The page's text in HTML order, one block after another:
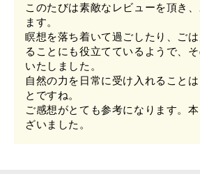
このたびは素敵なレビューを頂き
ます。
瞑想を落ち着いて過ごしたり、ご
ることにも役立てているようで、
いたしました。
自然の力を日常に受け入れること
とですね。
ご感想がとても参考になります。
ざいました。